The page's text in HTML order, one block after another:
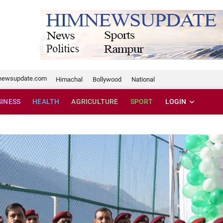
Himachal Bollywood National
HEALTH AGRICULTURE SPORT LOGIN